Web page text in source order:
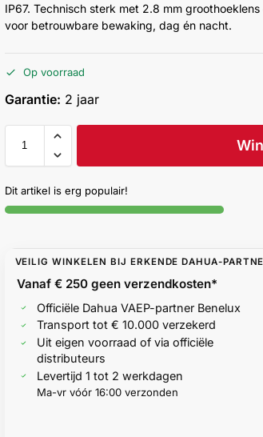
IP67. Technisch sterk met 2.8 mm
voor betrouwbare bewaking, dag én nacht.
Op voorraad
Garantie: 2 jaar
Dit artikel is erg populair!
VEILIG WINKELEN BIJ ERKENDE DAHUA-
Vanaf € 250 geenverzendkosten*
Officiële Dahua VAEP-partner Benelux
Transport tot € 10.000 verzekerd
Uit eigen voorraad of via officiële
distributeurs
Levertijd 1 tot 2 werkdagen
Ma-vr vóór 16:00 verzonden